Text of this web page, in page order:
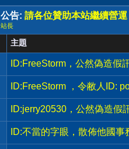
公告: 請各位贊助本站繼續營運
站長
主題
ID:FreeStorm，公然偽造假
ID:FreeStorm ，令敝人ID:
ID:jerry20530，公然偽造假
ID:不當的字眼，散佈他國